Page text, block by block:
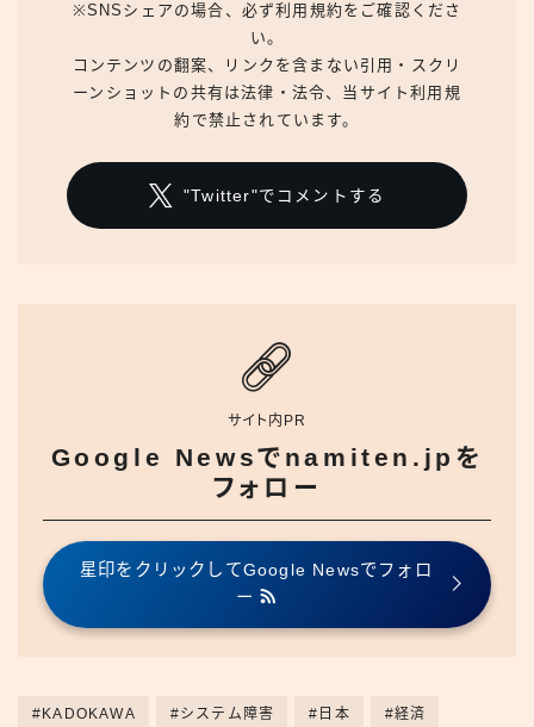
※SNSシェアの場合、必ず利用規約をご確認くださ
い。
コンテンツの翻案、リンクを含まない引用・スクリ
ーンショットの共有は法律・法令、当サイト利用規
約で禁止されています。
"Twitter"でコメントする
サイト内PR
Google Newsでnamiten.jpを
フォロー
星印をクリックしてGoogle Newsでフォロ
ー
#KADOKAWA #システム障害 #日本 #経済